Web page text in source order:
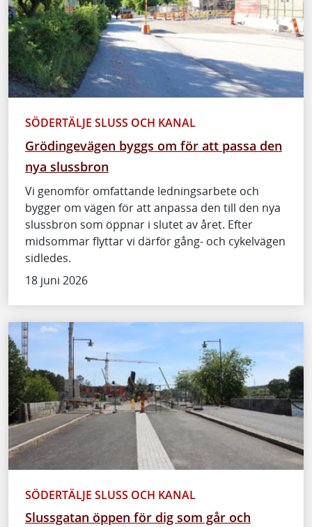
SÖDERTÄLJE SLUSS OCH KANAL
Grödingevägen byggs om för att passa den
nya slussbron
Vi genomför omfattande ledningsarbete och
bygger om vägen för att anpassa den till den nya
slussbron som öppnar i slutet av året. Efter
midsommar flyttar vi därför gång- och cykelvägen
sidledes.
18 juni 2026
SÖDERTÄLJE SLUSS OCH KANAL
Slussgatan öppen för dig som går och